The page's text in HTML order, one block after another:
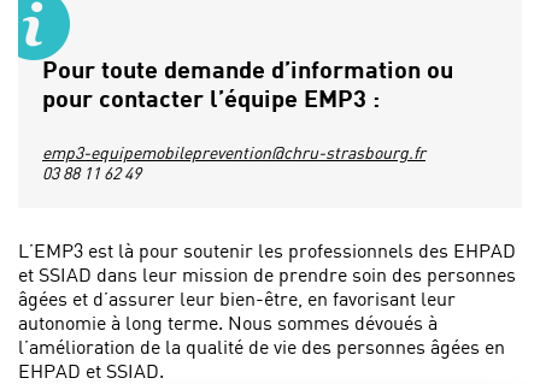
Pour toute demande d’information ou
pour contacter l’équipe EMP3 :
emp3-equipemobileprevention@chru-strasbourg.fr
03 88 11 62 49
L’EMP3 est là pour soutenir les professionnels des EHPAD
et SSIAD dans leur mission de prendre soin des personnes
âgées et d’assurer leur bien-être, en favorisant leur
autonomie à long terme. Nous sommes dévoués à
l’amélioration de la qualité de vie des personnes âgées en
EHPAD et SSIAD.